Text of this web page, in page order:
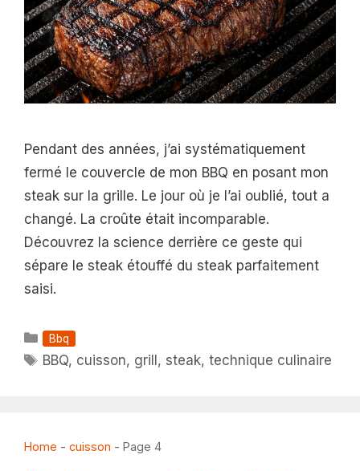
Pendant des années, j’ai systématiquement
fermé le couvercle de mon BBQ en posant mon
steak sur la grille. Le jour où je l’ai oublié, tout a
changé. La croûte était incomparable.
Découvrez la science derrière ce geste qui
sépare le steak étouffé du steak parfaitement
saisi.
Catégories
Bbq
Étiquettes
BBQ, cuisson, grill, steak,technique culinaire
Home - cuisson - Page 4